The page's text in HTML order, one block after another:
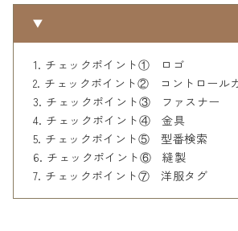
チェックポイント① ロゴ
チェックポイント② コントロール
チェックポイント③ ファスナー
チェックポイント④ 金具
チェックポイント⑤ 型番検索
チェックポイント⑥ 縫製
チェックポイント⑦ 洋服タグ